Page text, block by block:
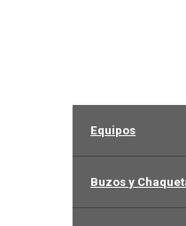
Equipos
Buzos y